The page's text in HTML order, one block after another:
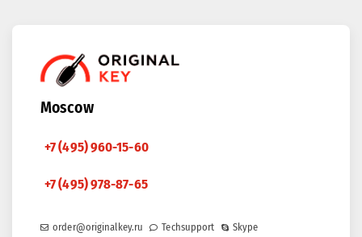
Moscow
+7 (495) 960-15-60
+7 (495) 978-87-65
order@originalkey.ru Techsupport
Skype